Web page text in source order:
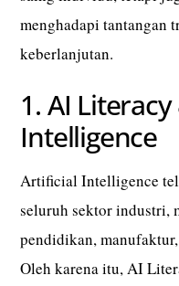
menghadapi tantangan
keberlanjutan.
1. AI
Intelligence
Artificial Intelligence
seluruh sektor industri,
pendidikan,
Oleh karena itu, AI